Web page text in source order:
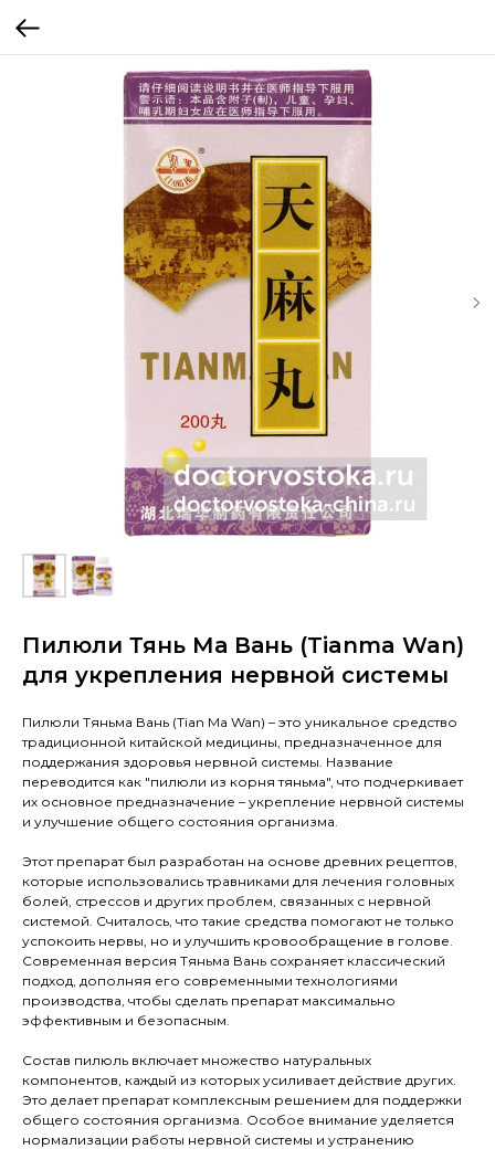
Пилюли Тянь Ма Вань (Tianma Wan)
для укрепления нервной системы
Пилюли Тяньма Вань (Tian Ma Wan) – это уникальное средство
традиционной китайской медицины, предназначенное для
поддержания здоровья нервной системы. Название
переводится как "пилюли из корня тяньма", что подчеркивает
их основное предназначение – укрепление нервной системы
и улучшение общего состояния организма.
Этот препарат был разработан на основе древних рецептов,
которые использовались травниками для лечения головных
болей, стрессов и других проблем, связанных с нервной
системой. Считалось, что такие средства помогают не только
успокоить нервы, но и улучшить кровообращение в голове.
Современная версия Тяньма Вань сохраняет классический
подход, дополняя его современными технологиями
производства, чтобы сделать препарат максимально
эффективным и безопасным.
Состав пилюль включает множество натуральных
компонентов, каждый из которых усиливает действие других.
Это делает препарат комплексным решением для поддержки
общего состояния организма. Особое внимание уделяется
нормализации работы нервной системы и устранению